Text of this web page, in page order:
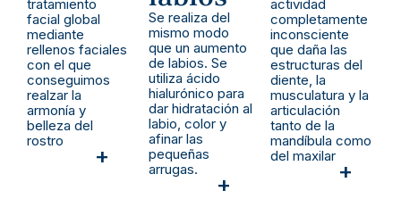
tratamiento
facial global
mediante
rellenos faciales
con el que
conseguimos
realzar la
armonía y
belleza del
rostro
+
Se realiza del
mismo modo
que un aumento
de labios. Se
utiliza ácido
hialurónico para
dar hidratación al
labio, color y
afinar las
pequeñas
arrugas.
+
actividad
completamente
inconsciente
que daña las
estructuras del
diente, la
musculatura y la
articulación
tanto de la
mandíbula como
del maxilar
+